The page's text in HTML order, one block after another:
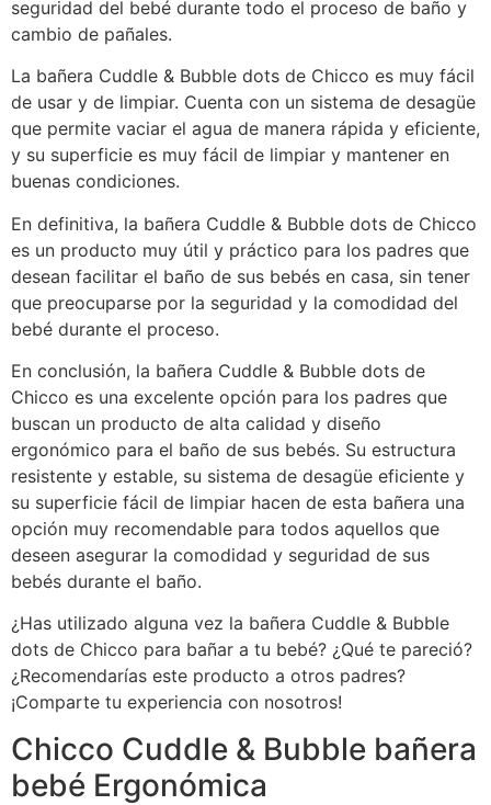
seguridad del bebé durante todo el proceso de baño y
cambio de pañales.
La bañera Cuddle & Bubble dots de Chicco es muy fácil
de usar y de limpiar. Cuenta con un sistema de desagüe
que permite vaciar el agua de manera rápida y eficiente,
y su superficie es muy fácil de limpiar y mantener en
buenas condiciones.
En definitiva, la bañera Cuddle & Bubble dots de Chicco
es un producto muy útil y práctico para los padres que
desean facilitar el baño de sus bebés en casa, sin tener
que preocuparse por la seguridad y la comodidad del
bebé durante el proceso.
En conclusión, la bañera Cuddle & Bubble dots de
Chicco es una excelente opción para los padres que
buscan un producto de alta calidad y diseño
ergonómico para el baño de sus bebés. Su estructura
resistente y estable, su sistema de desagüe eficiente y
su superficie fácil de limpiar hacen de esta bañera una
opción muy recomendable para todos aquellos que
deseen asegurar la comodidad y seguridad de sus
bebés durante el baño.
¿Has utilizado alguna vez la bañera Cuddle & Bubble
dots de Chicco para bañar a tu bebé? ¿Qué te pareció?
¿Recomendarías este producto a otros padres?
¡Comparte tu experiencia con nosotros!
Chicco Cuddle & Bubble bañera
bebé Ergonómica